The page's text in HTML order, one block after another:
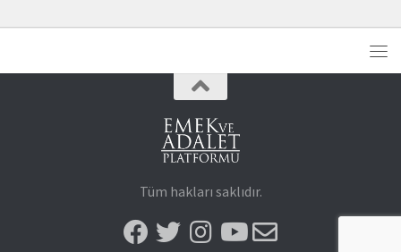
Tüm hakları saklıdır.